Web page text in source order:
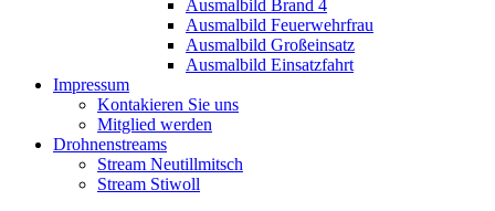
Ausmalbild Brand 4
Ausmalbild Feuerwehrfrau
Ausmalbild Großeinsatz
Ausmalbild Einsatzfahrt
Impressum
Kontakieren Sie uns
Mitglied werden
Drohnenstreams
Stream Neutillmitsch
Stream Stiwoll